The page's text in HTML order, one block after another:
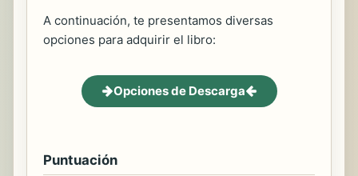
A continuación, te presentamos diversas
opciones para adquirir el libro:
Opciones de Descarga
Puntuación